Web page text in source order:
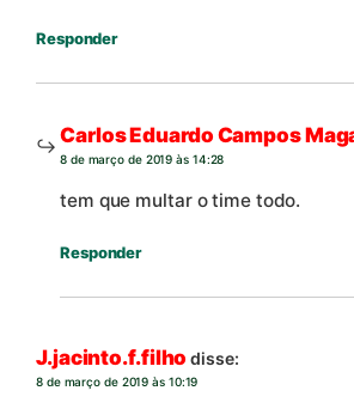
Responder
Carlos Eduardo Campos
8 de março de 2019 às 14:28
tem que multar o time todo.
Responder
J.jacinto.f.filho disse:
8 de março de 2019 às 10:19